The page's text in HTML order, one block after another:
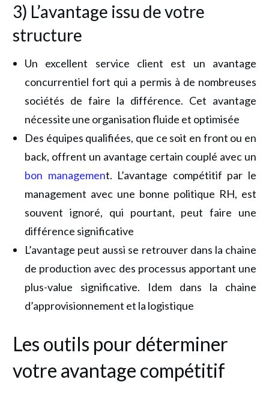
3) L’avantage issu de votre
structure
Un excellent service client est un avantage
concurrentiel fort qui a permis à de nombreuses
sociétés de faire la différence. Cet avantage
nécessite une organisation fluide et optimisée
Des équipes qualifiées, que ce soit en front ou en
back, offrent un avantage certain couplé avec un
bon management. L’avantage compétitif par le
management avec une bonne politique RH, est
souvent ignoré, qui pourtant, peut faire une
différence significative
L’avantage peut aussi se retrouver dans la chaine
de production avec des processus apportant une
plus-value significative. Idem dans la chaine
d’approvisionnement et la logistique
Les outils pour déterminer
votre avantage compétitif